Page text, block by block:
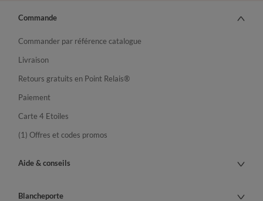
Commande
Commander par référence catalogue
Livraison
Retours gratuits en Point Relais®
Paiement
Carte 4 Etoiles
(1) Offres et codes promos
Aide & conseils
Blancheporte